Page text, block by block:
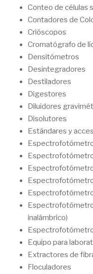
Conteo de células
Contadores de
Crióscopos
Cromatógrafo de
Densitómetros
Desintegradores
Destiladores
Digestores
Diluidores
Disolutores
Estándares y
inalámbrico)
Equipo para
Extractores de
Floculadores